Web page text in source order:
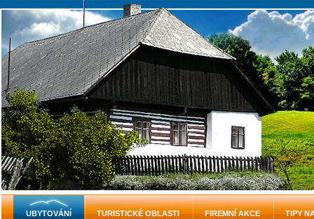
UBYTOVÁNÍ TURISTICKÉ OBLASTI FIREMNÍ AKCE TIPY